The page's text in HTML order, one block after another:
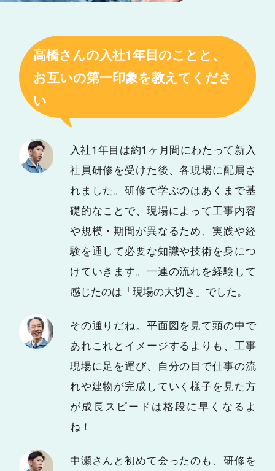
高橋さんの入社1年目のことと、
お互いの第一印象を教えてくださ
い
入社1年目は約1ヶ月間にわたって新入
社員研修を受けた後、各現場に配属さ
れました。研修で学ぶのはあくまで基
礎的なことで、現場によって工事内容
や規模・期間が異なるため、実践や経
験を通して必要な知識や技術を身につ
けていきます。一連の流れを経験して
感じたのは「現場の大切さ」でした。
その通りだね。平面図を見て頭の中で
あれこれとイメージするよりも、工事
現場に足を運び、自分の目で仕事の流
れや建物が完成していく様子を見た方
が成長スピードは格段に早くなるよ
ね！
中瀬さんと初めて会ったのも、研修を